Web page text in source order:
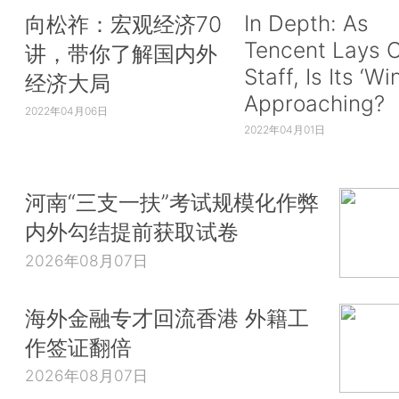
向松祚：宏观经济70
讲，带你了解国内外
经济大局
2022年04月06日
In Depth: As
Tencent Lays
Staff, Is Its
Approaching?
2022年04月01日
河南“三支一扶”考试规模化作弊
内外勾结提前获取试卷
2026年08月07日
海外金融专才回流香港 外籍工
作签证翻倍
2026年08月07日